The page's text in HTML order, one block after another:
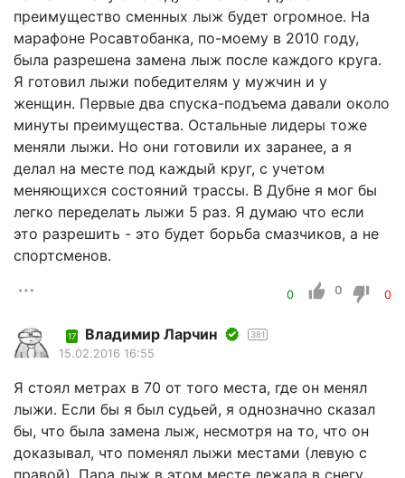
преимущество сменных лыж будет огромное. На
марафоне Росавтобанка, по-моему в 2010 году,
была разрешена замена лыж после каждого круга.
Я готовил лыжи победителям у мужчин и у
женщин. Первые два спуска-подъема давали около
минуты преимущества. Остальные лидеры тоже
меняли лыжи. Но они готовили их заранее, а я
делал на месте под каждый круг, с учетом
меняющихся состояний трассы. В Дубне я мог бы
легко переделать лыжи 5 раз. Я думаю что если
это разрешить - это будет борьба смазчиков, а не
спортсменов.
0 0 0
17 Владимир Ларчин 381
15.02.2016 16:55
Я стоял метрах в 70 от того места, где он менял
лыжи. Если бы я был судьей, я однозначно сказал
бы, что была замена лыж, несмотря на то, что он
доказывал, что поменял лыжи местами (левую с